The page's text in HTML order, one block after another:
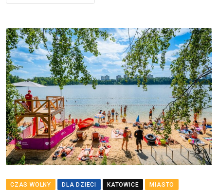
CZAS WOLNY DLA DZIECI KATOWICE
MIASTO